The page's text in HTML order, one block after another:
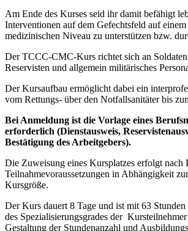
Am Ende des Kurses seid ihr damit befähigt
Interventionen auf dem Gefechtsfeld auf einem
medizinischen Niveau zu unterstützen bzw.
Der TCCC-CMC-Kurs richtet sich an
Reservisten und allgemein militärisches
Der Kursaufbau ermöglicht dabei ein
vom Rettungs- über den Notfallsanitäter bis
Bei Anmeldung ist die Vorlage eines
erforderlich (Dienstausweis,
Bestätigung des Arbeitgebers).
Die Zuweisung eines Kursplatzes erfolgt nach
Teilnahmevoraussetzungen in Abhängigkeit
Kursgröße.
Der Kurs dauert 8 Tage und ist mit 63
des Spezialisierungsgrades der
Gestaltung der Stundenanzahl und